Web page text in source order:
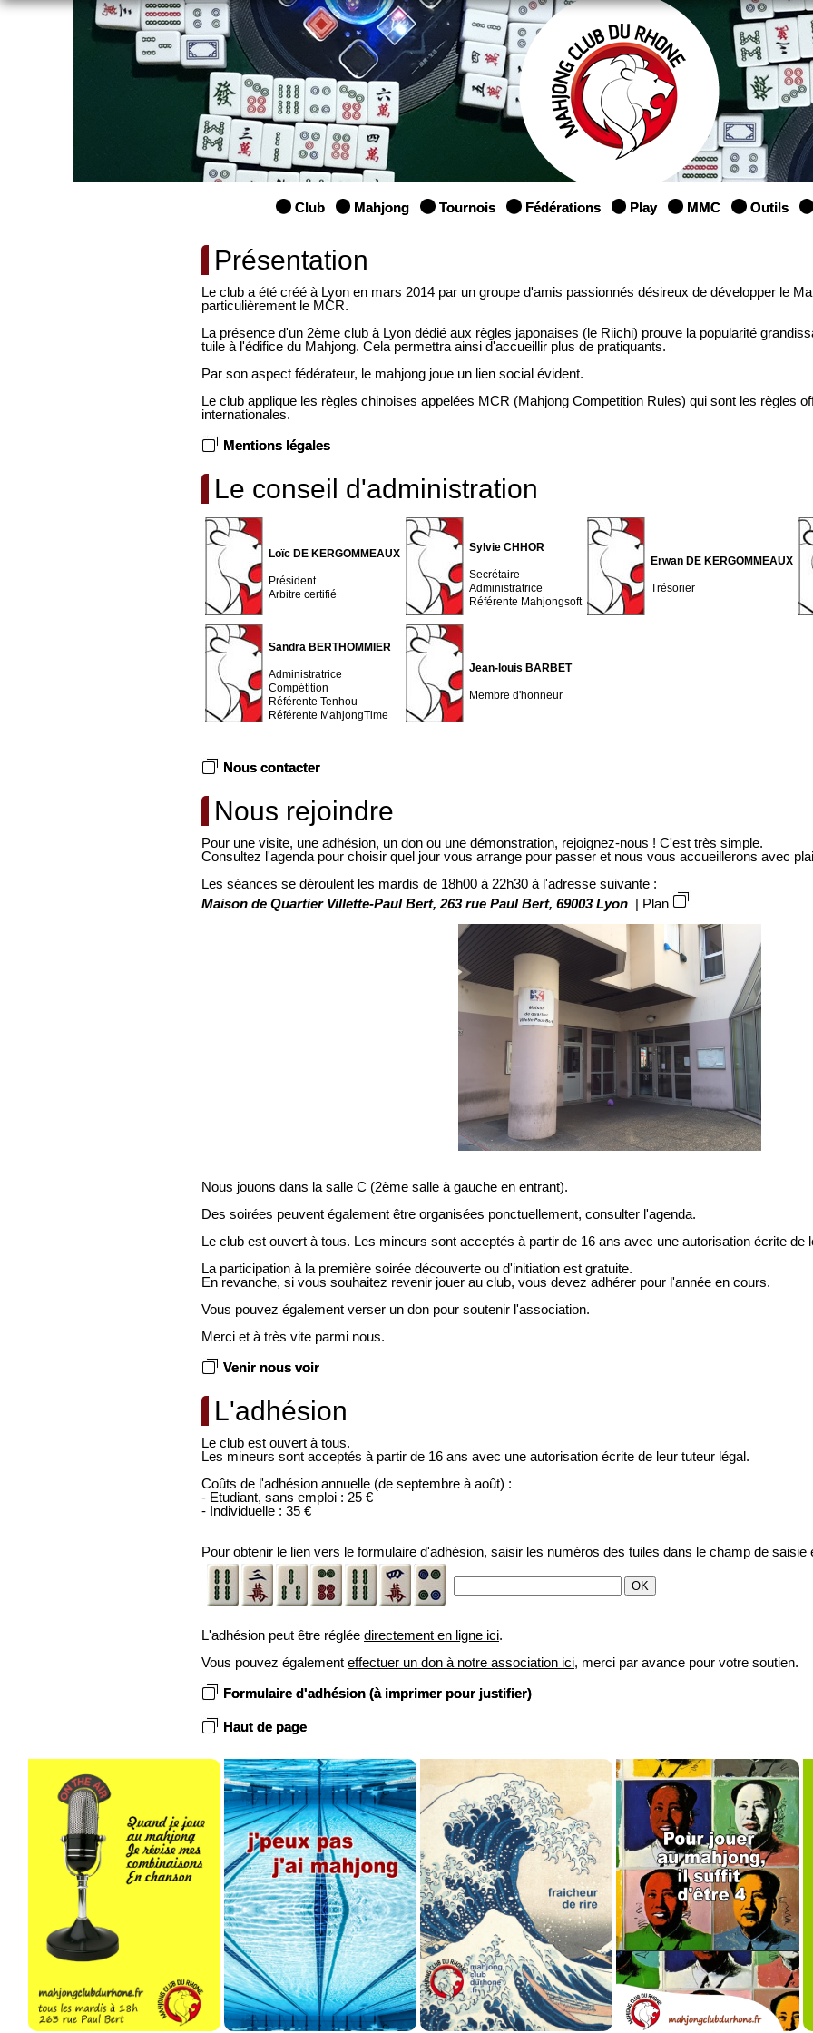
Club Mahjong Tournois Fédérations Play MMC Outils
Présentation
Le club a été créé à Lyon en mars 2014 par un groupe d'amis passionnés désireux de développer le
particulièrement le MCR.
La présence d'un 2ème club à Lyon dédié aux règles japonaises (le Riichi) prouve la popularité
tuile à l'édifice du Mahjong. Cela permettra ainsi d'accueillir plus de pratiquants.
Par son aspect fédérateur, le mahjong joue un lien social évident.
Le club applique les règles chinoises appelées MCR (Mahjong Competition Rules) qui sont les règles
internationales.
Mentions légales
Le conseil d'administration
Loïc DE KERGOMMEAUX
Président
Arbitre certifié
Sylvie CHHOR
Secrétaire
Administratrice
Référente Mahjongsoft
Erwan DE KERGOMMEAUX
Trésorier
Sandra BERTHOMMIER
Administratrice
Compétition
Référente Tenhou
Référente MahjongTime
Jean-louis BARBET
Membre d'honneur
Nous contacter
Nous rejoindre
Pour une visite, une adhésion, un don ou une démonstration, rejoignez-nous ! C'est très simple.
Consultez l'agenda pour choisir quel jour vous arrange pour passer et nous vous accueillerons avec
Les séances se déroulent les mardis de 18h00 à 22h30 à l'adresse suivante :
Maison de Quartier Villette-Paul Bert, 263 rue Paul Bert, 69003 Lyon | Plan
Nous jouons dans la salle C (2ème salle à gauche en entrant).
Des soirées peuvent également être organisées ponctuellement, consulter l'agenda.
Le club est ouvert à tous. Les mineurs sont acceptés à partir de 16 ans avec une autorisation écrite de
La participation à la première soirée découverte ou d'initiation est gratuite.
En revanche, si vous souhaitez revenir jouer au club, vous devez adhérer pour l'année en cours.
Vous pouvez également verser un don pour soutenir l'association.
Merci et à très vite parmi nous.
Venir nous voir
L'adhésion
Le club est ouvert à tous.
Les mineurs sont acceptés à partir de 16 ans avec une autorisation écrite de leur tuteur légal.
Coûts de l'adhésion annuelle (de septembre à août) :
- Etudiant, sans emploi : 25 €
- Individuelle : 35 €
Pour obtenir le lien vers le formulaire d'adhésion, saisir les numéros des tuiles dans le champ de saisie
L'adhésion peut être réglée directement en ligne ici.
Vous pouvez également effectuer un don à notre association ici, merci par avance pour votre soutien.
Formulaire d'adhésion (à imprimer pour justifier)
Haut de page